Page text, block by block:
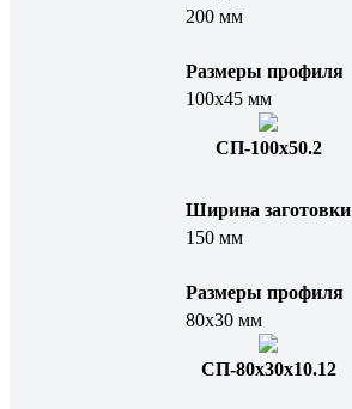
200 мм
Размеры профиля
100х45 мм
СП-100х50.2
Ширина заготовки
150 мм
Размеры профиля
80х30 мм
СП-80x30x10.12